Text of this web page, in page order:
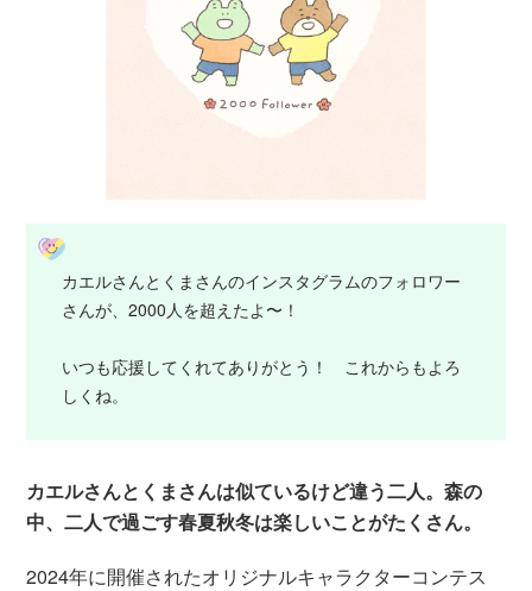
カエルさんとくまさんのインスタグラムのフォロワー
さんが、2000人を超えたよ〜！
いつも応援してくれてありがとう！ これからもよろ
しくね。
カエルさんとくまさんは似ているけど違う二人。森の
中、二人で過ごす春夏秋冬は楽しいことがたくさん。
2024年に開催されたオリジナルキャラクターコンテス